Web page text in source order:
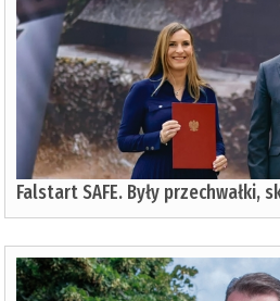
Falstart SAFE. Były przechwałki,